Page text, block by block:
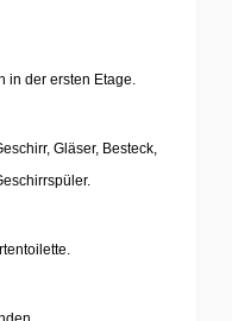
in der ersten Etage.
Gläser, Besteck,